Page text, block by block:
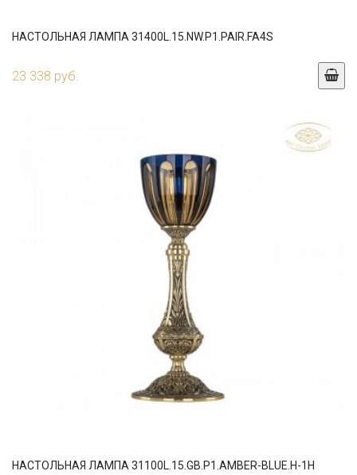
НАСТОЛЬНАЯ ЛАМПА 31400L.15.NW.P1.PAIR.FA4S
23 338 руб.
НАСТОЛЬНАЯ ЛАМПА 31100L.15.GB.P1.AMBER-BLUE.H-1H